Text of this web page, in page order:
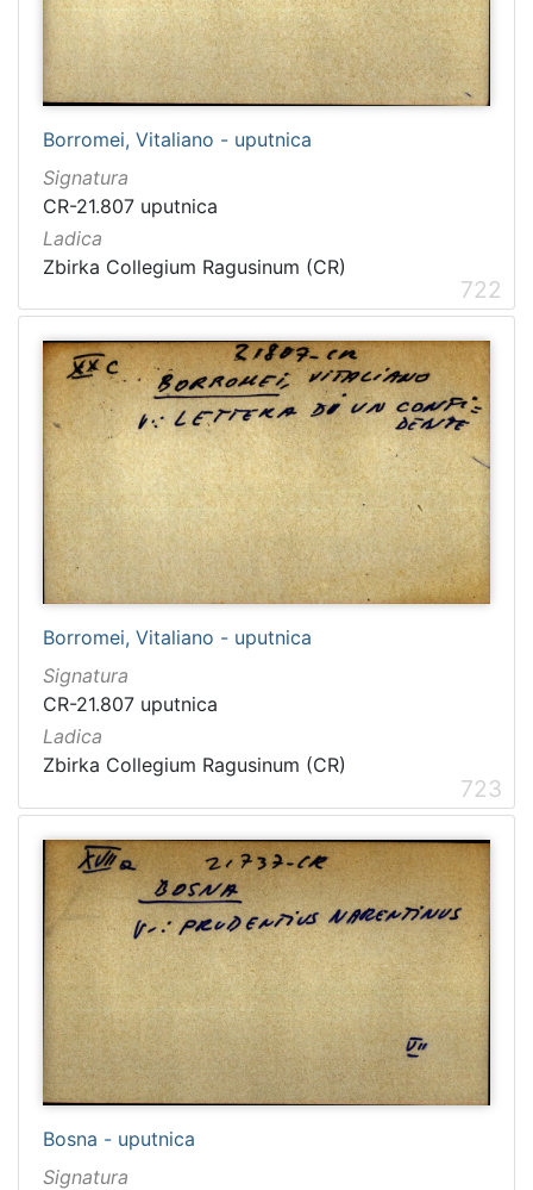
Borromei, Vitaliano - uputnica
Signatura
CR-21.807 uputnica
Ladica
Zbirka Collegium Ragusinum (CR)
722
Borromei, Vitaliano - uputnica
Signatura
CR-21.807 uputnica
Ladica
Zbirka Collegium Ragusinum (CR)
723
Bosna - uputnica
Signatura